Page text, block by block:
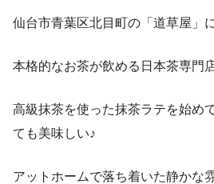
仙台市青葉区北目町の「道草屋」
本格的なお茶が飲める日本茶専門
高級抹茶を使った抹茶ラテを始め
ても美味しい♪
アットホームで落ち着いた静かな